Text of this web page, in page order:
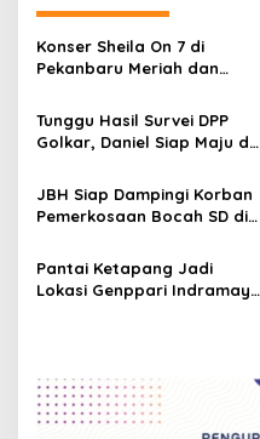
a
v
i
g
t
o
Konser Sheila On 7 di
Pekanbaru Meriah dan
Mudahkan Nasabah Dapat
Tiket
Tunggu Hasil Survei DPP
Golkar, Daniel Siap Maju di
JBH Siap Dampingi Korban
Pemerkosaan Bocah SD di
Pantai Ketapang Jadi
Lokasi Genppari Indramayu